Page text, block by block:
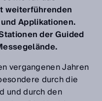
weiterführenden
Applikationen.
der Guided
vergangenen Jahren
durch die
und durch den